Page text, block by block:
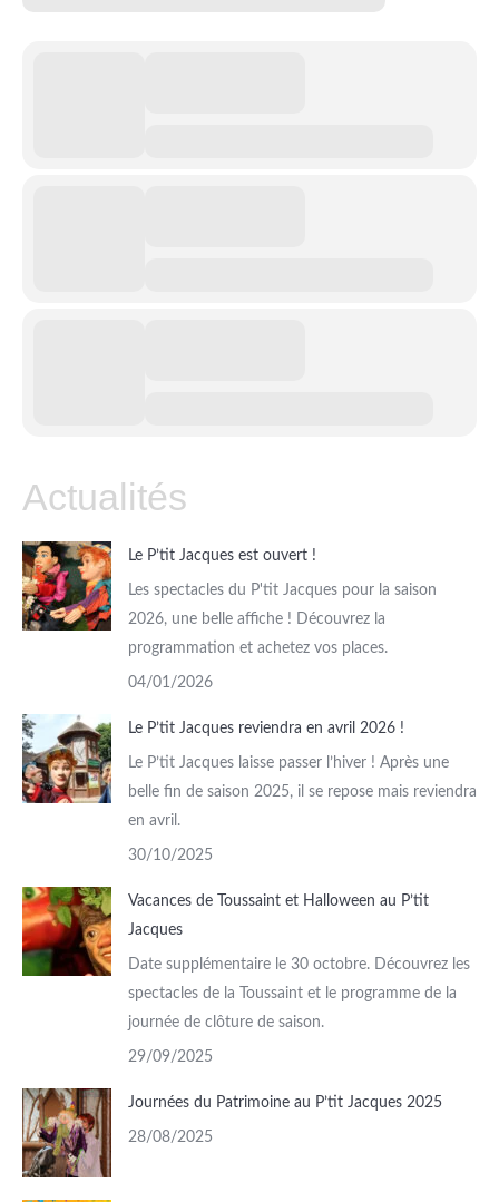
Actualités
Le P’tit Jacques est ouvert !
Les spectacles du P'tit Jacques pour la saison
2026, une belle affiche ! Découvrez la
programmation et achetez vos places.
04/01/2026
Le P’tit Jacques reviendra en avril 2026 !
Le P’tit Jacques laisse passer l’hiver ! Après une
belle fin de saison 2025, il se repose mais reviendra
en avril.
30/10/2025
Vacances de Toussaint et Halloween au P’tit
Jacques
Date supplémentaire le 30 octobre. Découvrez les
spectacles de la Toussaint et le programme de la
journée de clôture de saison.
29/09/2025
Journées du Patrimoine au P’tit Jacques 2025
28/08/2025